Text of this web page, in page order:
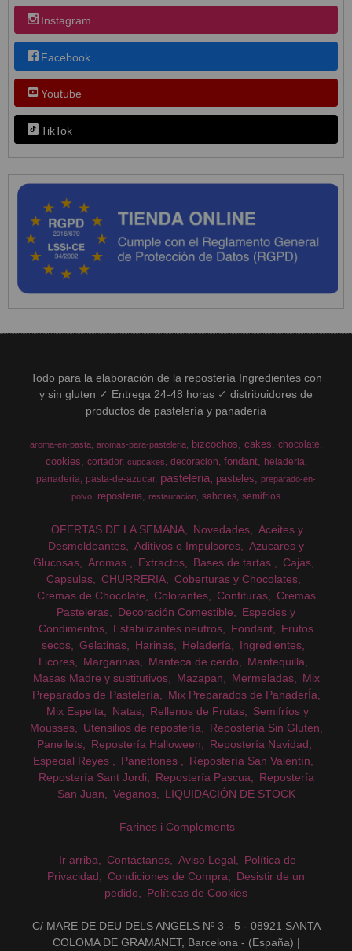
Instagram
Facebook
Youtube
TikTok
Todo para la elaboración de la repostería Ingredientes con
y sin gluten ✓ Entrega 24-48 horas ✓ distribuidores de
productos de pastelería y panadería
aroma-en-pasta aromas-para-pasteleria bizcochos cakes chocolate
cookies cortador cupcakes decoracion fondant
heladeria
panaderia pasta-de-azucar pasteleria pasteles
preparado-en-
polvo
reposteria restauracion sabores semifrios
OFERTAS DE LA SEMANA Novedades
Aceites y
Desmoldeantes
Aditivos e Impulsores
Azucares y
Glucosas
Aromas Extractos Bases de tartas
Cajas
Capsulas
CHURRERIA
Coberturas y Chocolates
Cremas de Chocolate
Colorantes Confituras
Cremas
Pasteleras
Decoración Comestible
Especies y
Condimentos
Estabilizantes neutros Fondant
Frutos
secos
Gelatinas Harinas Heladería
Ingredientes
Licores
Margarinas Manteca de cerdo
Mantequilla
Masas Madre y sustitutivos
Mazapan Mermeladas
Mix
Preparados de Pastelería
Mix Preparados de PanaderÍa
Mix Espelta
Natas Rellenos de Frutas
Semifríos y
Mousses
Utensilios de repostería
Repostería Sin Gluten
Panellets
Repostería Halloween
Repostería Navidad
Especial Reyes
Panettones
Repostería San Valentín
Repostería Sant Jordi
Repostería Pascua
Repostería
San Juan
Veganos LIQUIDACIÓN DE STOCK
Farines i Complements
Ir arriba Contáctanos Aviso Legal
Política de
Privacidad
Condiciones de Compra
Desistir de un
pedido
Políticas de Cookies
C/ MARE DE DEU DELS ANGELS Nº 3 - 5 - 08921 SANTA
COLOMA DE GRAMANET, Barcelona - (España) |